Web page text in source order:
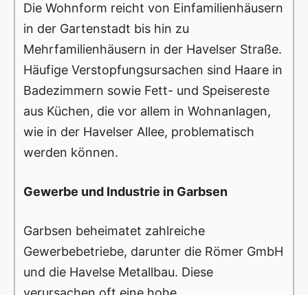
Die Wohnform reicht von Einfamilienhäusern
in der Gartenstadt bis hin zu
Mehrfamilienhäusern in der Havelser Straße.
Häufige Verstopfungsursachen sind Haare in
Badezimmern sowie Fett- und Speisereste
aus Küchen, die vor allem in Wohnanlagen,
wie in der Havelser Allee, problematisch
werden können.
Gewerbe und Industrie in Garbsen
Garbsen beheimatet zahlreiche
Gewerbebetriebe, darunter die Römer GmbH
und die Havelse Metallbau. Diese